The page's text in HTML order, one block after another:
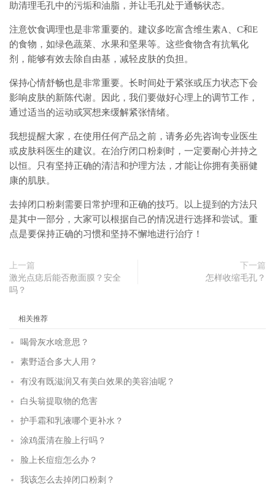
助清理毛孔中的污垢和油脂，并让毛孔处于通畅状态。
注意饮食调理也是非常重要的。建议多吃富含维生素A、C和E
的食物，如绿色蔬菜、水果和坚果等。这些食物含有抗氧化
剂，能够有效去除自由基，减轻皮肤的负担。
保持心情舒畅也是非常重要。长时间处于紧张或压力状态下会
影响皮肤的新陈代谢。因此，我们要做好心理上的调节工作，
通过适当的运动或冥想来缓解紧张情绪。
我想提醒大家，在使用任何产品之前，请务必先咨询专业医生
或皮肤科医生的建议。在治疗闭口粉刺时，一定要耐心并持之
以恒。只有坚持正确的清洁和护理方法，才能让你拥有美丽健
康的肌肤。
去掉闭口粉刺需要日常护理和正确的技巧。以上提到的方法只
是其中一部分，大家可以根据自己的情况进行选择和尝试。重
点是要保持正确的习惯和坚持不懈地进行治疗！
上一篇
激光点痣后能否敷面膜？安全
吗？
下一篇
怎样收缩毛孔？
相关推荐
喝骨灰水啥意思？
素野适合多大人用？
有没有既滋润又有美白效果的美容油呢？
白头翁提取物的危害
护手霜和乳液哪个更补水？
涂鸡蛋清在脸上行吗？
脸上长痘痘怎么办？
我该怎么去掉闭口粉刺？